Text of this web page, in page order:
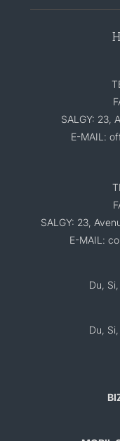
SALGY: 23,
E-MAIL:
SALGY: 23,
E-MAIL:
Du,
Du,